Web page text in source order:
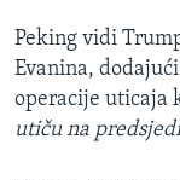
Peking vidi
Evanina,
operacije uticaja
utiču na